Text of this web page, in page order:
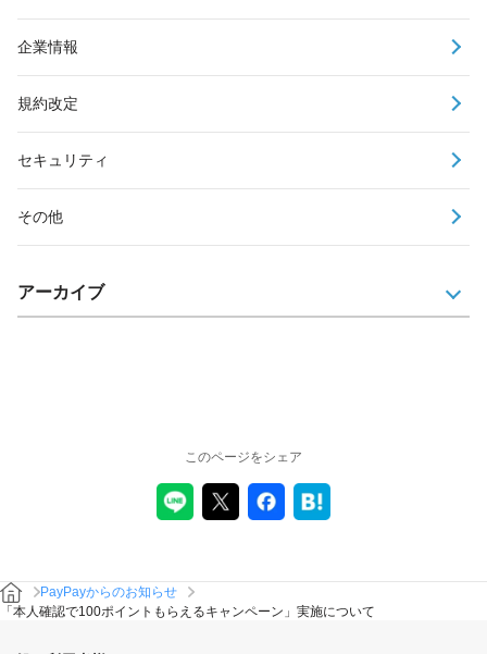
企業情報
規約改定
セキュリティ
その他
アーカイブ
このページをシェア
PayPayからのお知らせ
「本人確認で100ポイントもらえるキャンペーン」実施について